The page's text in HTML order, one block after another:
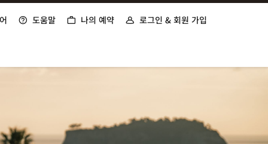
도움말 나의 예약 로그인 & 회원 가입